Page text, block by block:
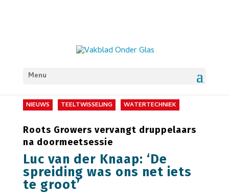
Menu
NIEUWS TEELTWISSELING WATERTECHNIEK
Roots Growers vervangt druppelaars
na doormeetsessie
Luc van der Knaap: ‘De
spreiding was ons net iets
te groot’